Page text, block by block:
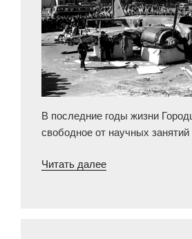
В последние годы жизни
свободное от научных
Читать далее«Жизнь